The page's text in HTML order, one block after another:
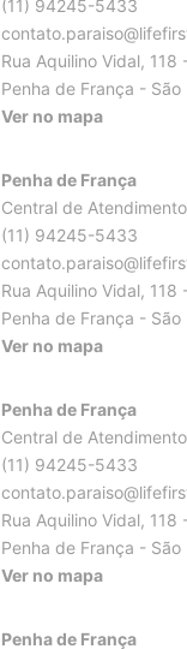
(11) 94245-5433
Rua Aquilino Vidal, 118
Penha de França - São
Ver no mapa
Penha de França
Central de
(11) 94245-5433
Rua Aquilino Vidal, 118
Penha de França - São
Ver no mapa
Penha de França
Central de
(11) 94245-5433
Rua Aquilino Vidal, 118
Penha de França - São
Ver no mapa
Penha de França